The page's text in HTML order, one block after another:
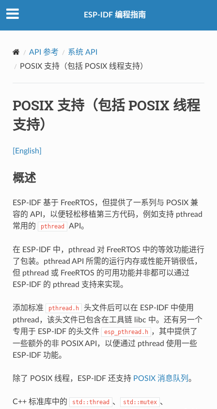
ESP-IDF 编程指南
API 参考
系统 API
POSIX 支持（包括 POSIX 线程支持）
POSIX 支持（包括 POSIX 线程
支持）
[English]
概述
ESP-IDF 基于 FreeRTOS，但提供了一系列与 POSIX 兼
容的 API，以便轻松移植第三方代码，例如支持 pthread
常用的
pthread API。
在 ESP-IDF 中，pthread 对 FreeRTOS 中的等效功能进行
了包装。pthread API 所需的运行内存或性能开销很低，
但 pthread 或 FreeRTOS 的可用功能并非都可以通过
ESP-IDF 的 pthread 支持来实现。
添加标准 pthread.h
头文件后可以在 ESP-IDF 中使用
pthread，该头文件已包含在工具链 libc 中。还有另一个
专用于 ESP-IDF 的头文件
esp_pthread.h ，其中提供了
一些额外的非 POSIX API，以便通过 pthread 使用一些
ESP-IDF 功能。
除了 POSIX 线程，ESP-IDF 还支持 POSIX 消息队列 。
C++ 标准库中的 std::thread 、 std::mutex 、